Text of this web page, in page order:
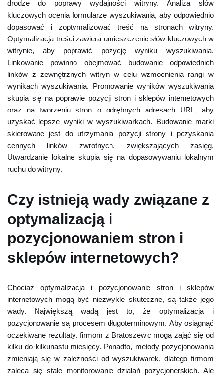
drodze do poprawy wydajności witryny. Analiza słów
kluczowych ocenia formularze wyszukiwania, aby odpowiednio
dopasować i zoptymalizować treść na stronach witryny.
Optymalizacja treści zawiera umieszczenie słów kluczowych w
witrynie, aby poprawić pozycję wyniku wyszukiwania.
Linkowanie powinno obejmować budowanie odpowiednich
linków z zewnętrznych witryn w celu wzmocnienia rangi w
wynikach wyszukiwania. Promowanie wyników wyszukiwania
skupia się na poprawie pozycji stron i sklepów internetowych
oraz na tworzeniu stron o odrębnych adresach URL, aby
uzyskać lepsze wyniki w wyszukiwarkach. Budowanie marki
skierowane jest do utrzymania pozycji strony i pozyskania
cennych linków zwrotnych, zwiększających zasięg.
Utwardzanie lokalne skupia się na dopasowywaniu lokalnym
ruchu do witryny.
Czy istnieją wady związane z
optymalizacją i
pozycjonowaniem stron i
sklepów internetowych?
Chociaż optymalizacja i pozycjonowanie stron i sklepów
internetowych mogą być niezwykle skuteczne, są także jego
wady. Największą wadą jest to, że optymalizacja i
pozycjonowanie są procesem długoterminowym. Aby osiągnąć
oczekiwane rezultaty, firmom z Bratoszewic mogą zająć się od
kilku do kilkunastu miesięcy. Ponadto, metody pozycjonowania
zmieniają się w zależności od wyszukiwarek, dlatego firmom
zaleca się stałe monitorowanie działań pozycjonerskich. Ale